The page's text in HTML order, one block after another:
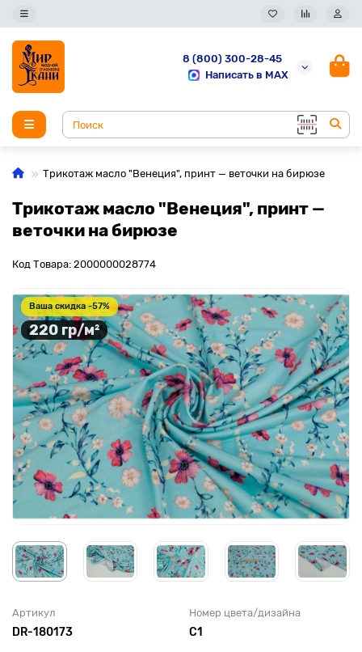
8 (800) 300-28-45
Написать в MAX
Трикотаж масло "Венеция", принт — веточки на бирюзе
Трикотаж масло "Венеция", принт —
веточки на бирюзе
Код Товара: 2000000028774
Ваша скидка -57%
220 гр/м²
Артикул
DR-180173
Номер цвета/дизайна
C1